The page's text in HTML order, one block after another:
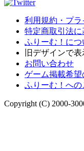
利用規約・プ
特定商取引法
ふりーむ！につ
旧デザインで表
お問い合わせ
ゲーム掲載希望
ふりーむ！へ
Copyright (C) 2000-